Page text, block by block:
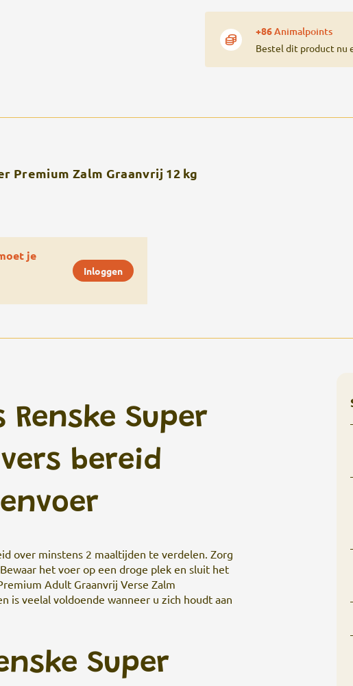
+86Animalpoints
Bestel dit product nu
Premium Zalm Graanvrij 12 kg
je
Inloggen
Super
bereid
over minstens 2 maaltijden te verdelen. Zorg
het voer op een droge plek en sluit het
Adult Graanvrij Verse Zalm
is veelal voldoende wanneer u zich houdt aan
Super